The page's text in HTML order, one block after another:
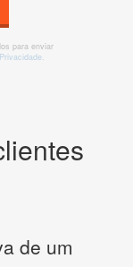
para enviar
de um